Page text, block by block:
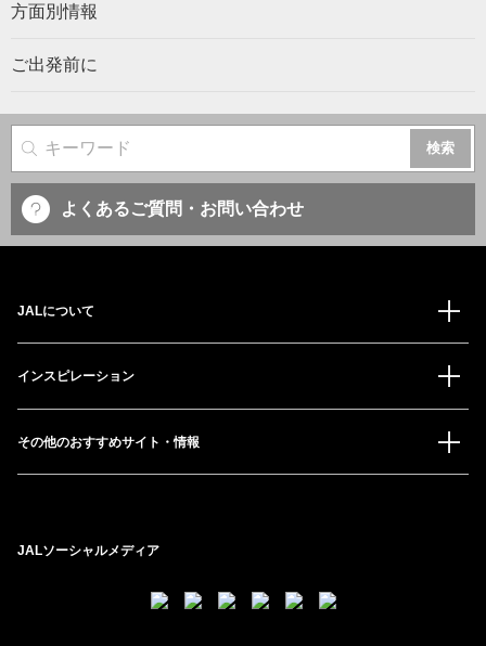
方面別情報
ご出発前に
サイト内検索
よくあるご質問・お問い合わせ
JALについて
インスピレーション
その他のおすすめサイト・情報
JALソーシャルメディア